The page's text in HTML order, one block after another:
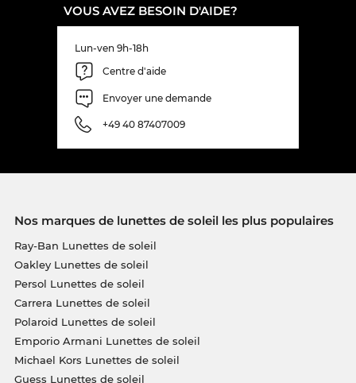
VOUS AVEZ BESOIN D'AIDE?
Lun-ven 9h-18h
Centre d'aide
Envoyer une demande
+49 40 87407009
Nos marques de lunettes de soleil les plus populaires
Ray-Ban Lunettes de soleil
Oakley Lunettes de soleil
Persol Lunettes de soleil
Carrera Lunettes de soleil
Polaroid Lunettes de soleil
Emporio Armani Lunettes de soleil
Michael Kors Lunettes de soleil
Guess Lunettes de soleil